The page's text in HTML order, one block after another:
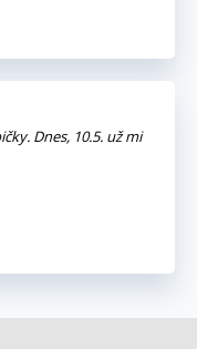
Dnes, 10.5. už mi